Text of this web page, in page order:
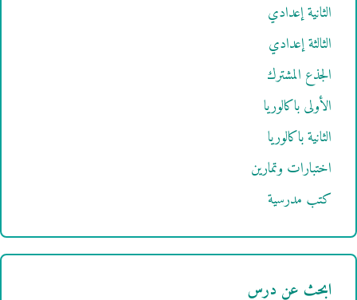
الثانية إعدادي
الثالثة إعدادي
الجذع المشترك
الأولى باكالوريا
الثانية باكالوريا
اختبارات وتمارين
كتب مدرسية
ابحث عن درس